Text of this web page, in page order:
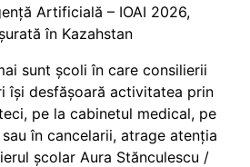
Artificială – IOAI 2026,
în Kazahstan
sunt școli în care consilierii
își desfășoară activitatea prin
pe la cabinetul medical, pe
în cancelarii, atrage atenția
școlar Aura Stănculescu /